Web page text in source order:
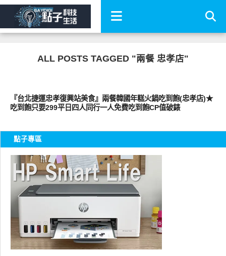
ALL POSTS TAGGED "兩餐 忠孝店"
『台北捷運忠孝復興站美食』兩餐韓國年糕火鍋吃到飽(忠孝店)★
吃到飽只要299平日四人同行一人免費吃到飽CP值破錶
點子專區